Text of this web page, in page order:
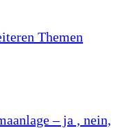
Themen
– ja , nein,